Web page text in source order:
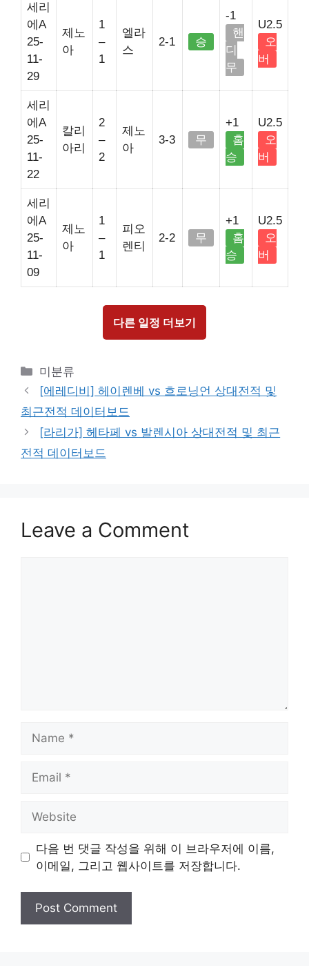
세리
에A
25-
11-
29
제노
아
1
–
1
엘라
스
2-1 승
-1
핸
디
무
U2.5
오
버
세리
에A
25-
11-
22
칼리
아리
2
–
2
제노
아
3-3 무
+1
홈
승
U2.5
오
버
세리
에A
25-
11-
09
제노
아
1
–
1
피오
렌티
2-2 무
+1
홈
승
U2.5
오
버
다른 일정 더보기
Categories
미분류
[에레디비] 헤이렌베 vs 흐로닝언 상대전적 및
최근전적 데이터보드
[라리가] 헤타페 vs 발렌시아 상대전적 및 최근
전적 데이터보드
Leave a Comment
다음 번 댓글 작성을 위해 이 브라우저에 이름,
이메일, 그리고 웹사이트를 저장합니다.